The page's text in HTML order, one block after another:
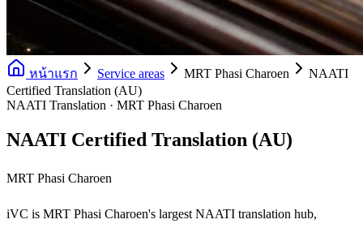
หน้าแรก Service areas MRT Phasi Charoen
NAATI
Certified Translation (AU)
NAATI Translation · MRT Phasi Charoen
NAATI Certified Translation (AU)
MRT Phasi Charoen
iVC is MRT Phasi Charoen's largest NAATI translation hub,